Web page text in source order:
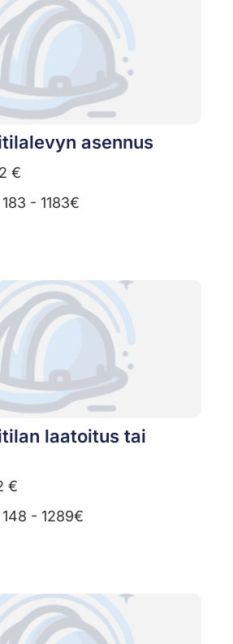
asennus
€
- 1183€
laatoitus tai
€
- 1289€